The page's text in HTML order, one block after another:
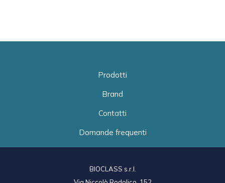
Prodotti
Brand
Contatti
Domande frequenti
BIOCLASS s.r.l.